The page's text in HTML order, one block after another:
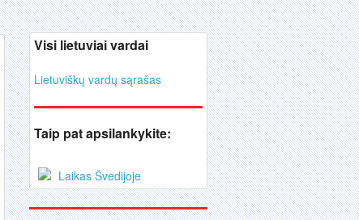
Visi lietuviai vardai
Lietuviškų vardų sąrašas
Taip pat apsilankykite:
Laikas Švedijoje